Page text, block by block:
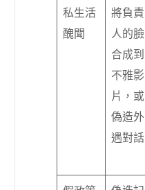
私生活
醜聞
將負責
人的臉
合成到
不雅影
片，或
偽造外
遇對話